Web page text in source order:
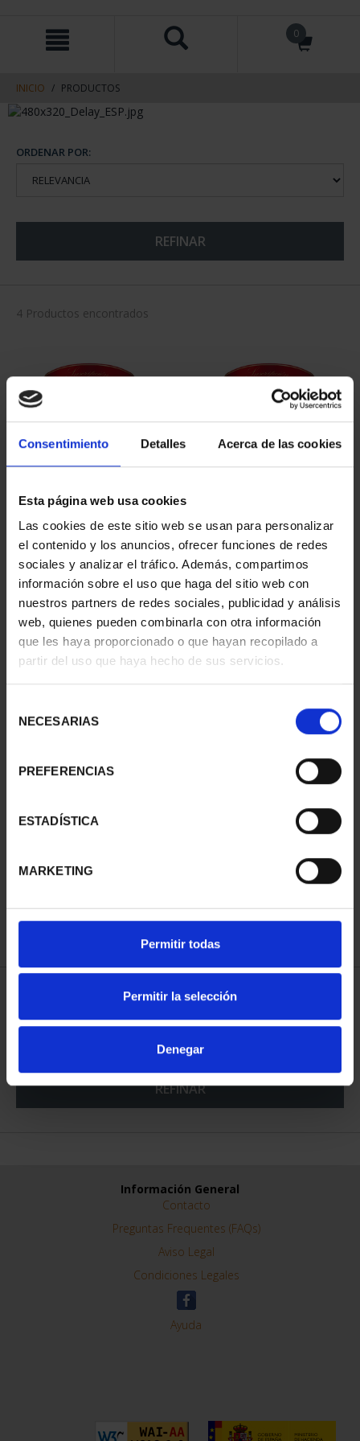
Consentimiento Detalles Acerca de las cookies
Esta página web usa cookies
Las cookies de este sitio web se usan para personalizar
el contenido y los anuncios, ofrecer funciones de redes
sociales y analizar el tráfico. Además, compartimos
información sobre el uso que haga del sitio web con
nuestros partners de redes sociales, publicidad y análisis
web, quienes pueden combinarla con otra información
que les haya proporcionado o que hayan recopilado a
partir del uso que haya hecho de sus servicios.
NECESARIAS
PREFERENCIAS
ESTADÍSTICA
MARKETING
Permitir todas
Permitir la selección
Denegar
contenido
navegacin
0
INICIO PRODUCTOS
ORDENAR POR:
REFINAR
4 Productos encontrados
SUSCRIPCIÓN
CAPITALES DE
PROVINCIA 1
949,00 €
Sólo para usuarios
registrados
SUSCRIPCIÓN
CAPITALES DE
PROVINCIA 2
949,00 €
Sólo para usuarios
registrados
SUSCRIPCIÓN
949,00 €
registrados
SUSCRIPCIÓN
CAPITALES DE
PROVINCIA 4
949,00 €
registrados
REFINAR
Información General
Contacto
Preguntas Frequentes (FAQs)
Aviso Legal
Condiciones Legales
Ayuda